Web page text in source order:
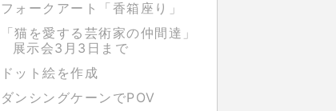
フォークアート「香箱座り」
「猫を愛する芸術家の仲間達」
展示会3月3日まで
ドット絵を作成
ダンシングケーンでPOV